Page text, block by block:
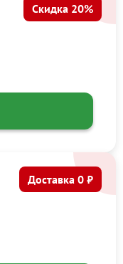
Скидка 20%
Доставка 0 ₽